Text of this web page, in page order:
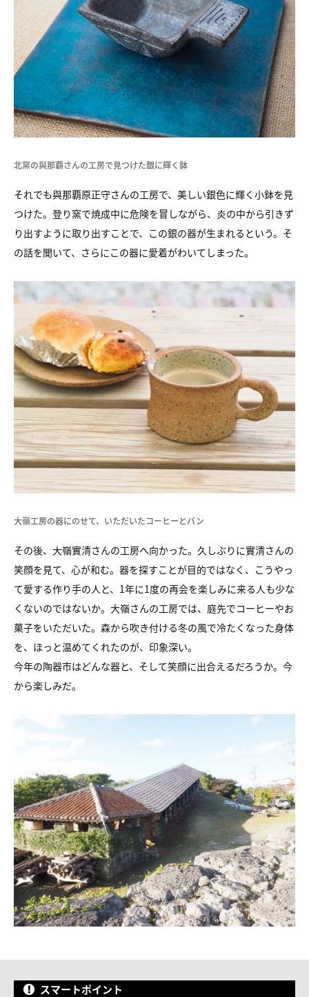
北窯の與那覇さんの工房で見つけた銀に輝く鉢
それでも與那覇原正守さんの工房で、美しい銀色に輝く小鉢を見
つけた。登り窯で焼成中に危険を冒しながら、炎の中から引きず
り出すように取り出すことで、この銀の器が生まれるという。そ
の話を聞いて、さらにこの器に愛着がわいてしまった。
大嶺工房の器にのせて、いただいたコーヒーとパン
その後、大嶺實清さんの工房へ向かった。久しぶりに實清さんの
笑顔を見て、心が和む。器を探すことが目的ではなく、こうやっ
て愛する作り手の人と、1年に1度の再会を楽しみに来る人も少な
くないのではないか。大嶺さんの工房では、庭先でコーヒーやお
菓子をいただいた。森から吹き付ける冬の風で冷たくなった身体
を、ほっと温めてくれたのが、印象深い。
今年の陶器市はどんな器と、そして笑顔に出合えるだろうか。今
から楽しみだ。
スマートポイント